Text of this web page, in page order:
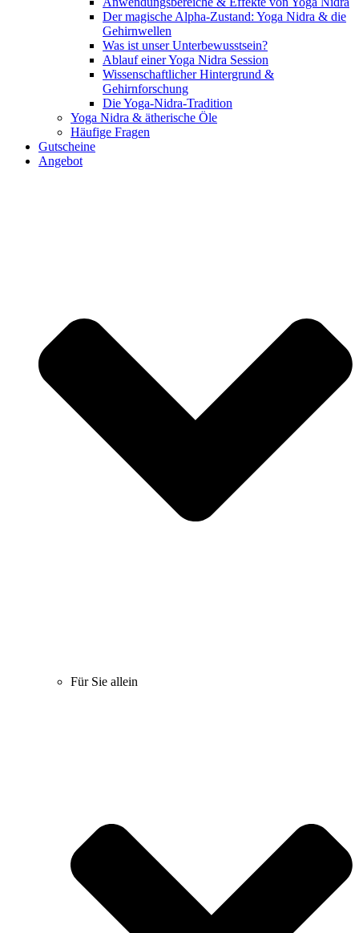
Der magische Alpha-Zustand: Yoga Nidra & die
Gehirnwellen
Was ist unser Unterbewusstsein?
Ablauf einer Yoga Nidra Session
Wissenschaftlicher Hintergrund &
Gehirnforschung
Die Yoga-Nidra-Tradition
Yoga Nidra & ätherische Öle
Häufige Fragen
Gutscheine
Angebot
Für Sie allein